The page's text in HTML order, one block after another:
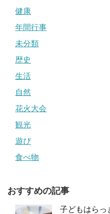
健康
年間行事
未分類
歴史
生活
自然
花火大会
観光
遊び
食べ物
おすすめの記事
子どもはらっ